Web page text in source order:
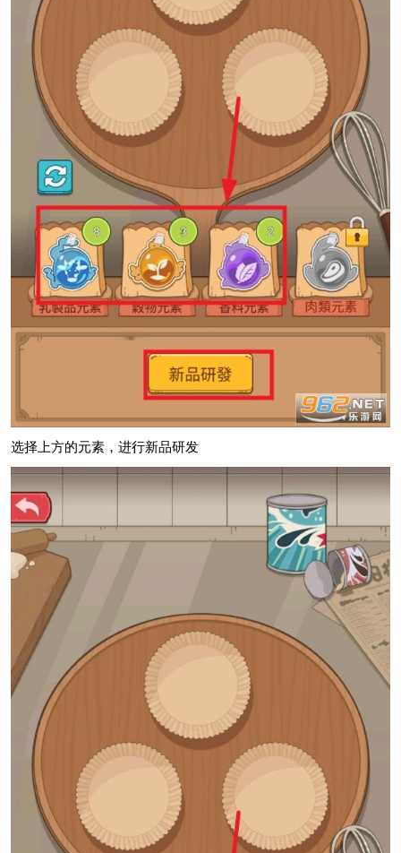
选择上方的元素，进行新品研发